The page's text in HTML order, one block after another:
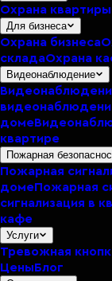
Охрана квартиры
Для бизнеса
Охрана бизнеса
складаОхрана
Видеонаблюдение
доме
квартире
Пожарная
Пожарная
домеПожарная
сигнализация в
кафе
Услуги
Тревожная
ЦеныБлог